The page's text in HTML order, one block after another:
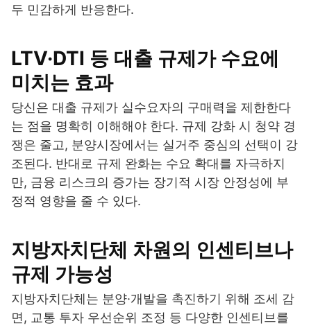
두 민감하게 반응한다.
LTV·DTI 등 대출 규제가 수요에
미치는 효과
당신은 대출 규제가 실수요자의 구매력을 제한한다
는 점을 명확히 이해해야 한다. 규제 강화 시 청약 경
쟁은 줄고, 분양시장에서는 실거주 중심의 선택이 강
조된다. 반대로 규제 완화는 수요 확대를 자극하지
만, 금융 리스크의 증가는 장기적 시장 안정성에 부
정적 영향을 줄 수 있다.
지방자치단체 차원의 인센티브나
규제 가능성
지방자치단체는 분양·개발을 촉진하기 위해 조세 감
면, 교통 투자 우선순위 조정 등 다양한 인센티브를